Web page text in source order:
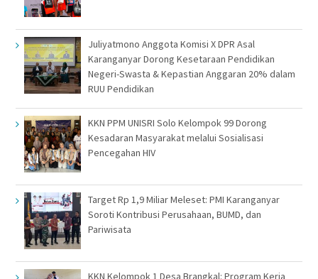
Juliyatmono Anggota Komisi X DPR Asal
Karanganyar Dorong Kesetaraan Pendidikan
Negeri-Swasta & Kepastian Anggaran 20% dalam
RUU Pendidikan
KKN PPM UNISRI Solo Kelompok 99 Dorong
Kesadaran Masyarakat melalui Sosialisasi
Pencegahan HIV
Target Rp 1,9 Miliar Meleset: PMI Karanganyar
Soroti Kontribusi Perusahaan, BUMD, dan
Pariwisata
KKN Kelompok 1 Desa Brangkal: Program Kerja